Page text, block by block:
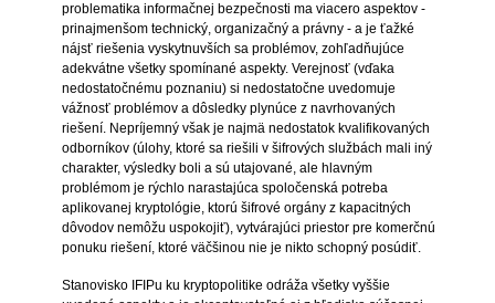
problematika informačnej bezpečnosti ma viacero aspektov -
prinajmenšom technický, organizačný a právny - a je ťažké
nájsť riešenia vyskytnuvších sa problémov, zohľadňujúce
adekvátne všetky spomínané aspekty. Verejnosť (vďaka
nedostatočnému poznaniu) si nedostatočne uvedomuje
vážnosť problémov a dôsledky plynúce z navrhovaných
riešení. Nepríjemný však je najmä nedostatok kvalifikovaných
odborníkov (úlohy, ktoré sa riešili v šifrových službách mali iný
charakter, výsledky boli a sú utajované, ale hlavným
problémom je rýchlo narastajúca spoločenská potreba
aplikovanej kryptológie, ktorú šifrové orgány z kapacitných
dôvodov nemôžu uspokojiť), vytvárajúci priestor pre komerčnú
ponuku riešení, ktoré väčšinou nie je nikto schopný posúdiť.
Stanovisko IFIPu ku kryptopolitike odráža všetky vyššie